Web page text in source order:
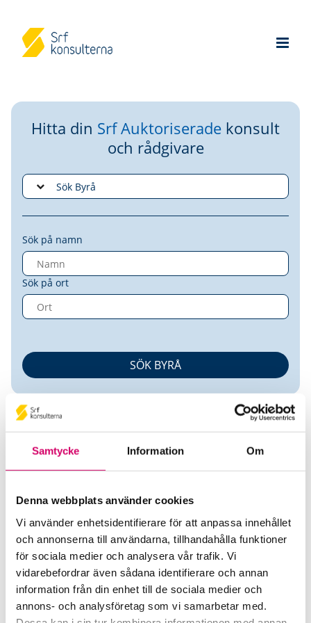
Samtycke Information Om
Denna webbplats använder cookies
Vi använder enhetsidentifierare för att anpassa innehållet
och annonserna till användarna, tillhandahålla funktioner
för sociala medier och analysera vår trafik. Vi
vidarebefordrar även sådana identifierare och annan
information från din enhet till de sociala medier och
annons- och analysföretag som vi samarbetar med.
Hitta din Srf Auktoriserade konsult
och rådgivare
Sök på namn
Sök på ort
Mattias Collin
Auktoriserad Lönekonsult
Nordic Business Stars AB
Romelanda
Telefon